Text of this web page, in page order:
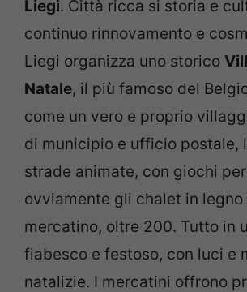
Liegi. Città ricca si storia e
continuo rinnovamento e
Liegi organizza uno storico
Natale, il più famoso del
come un vero e proprio
di municipio e ufficio postale,
strade animate, con giochi
ovviamente gli chalet in legno
mercatino, oltre 200. Tutto in
fiabesco e festoso, con luci e
natalizie. I mercatini offrono